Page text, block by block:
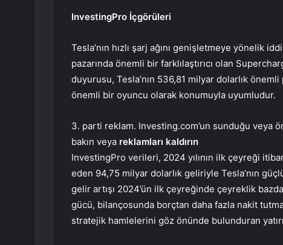
InvestingPro İçgörüleri
Tesla’nın hızlı şarj ağını genişletmeye yönelik
pazarında önemli bir farklılaştırıcı olan
duyurusu, Tesla’nın 536,81 milyar dolarlık
önemli bir oyuncu olarak konumuyla uyumludur.
3. parti reklam. Investing.com’un sunduğu veya
bakın veya reklamları kaldırın
InvestingPro verileri, 2024 yılının ilk çeyreği
eden 94,75 milyar dolarlık geliriyle Tesla’nın
gelir artışı 2024’ün ilk çeyreğinde çeyreklik
gücü, bilançosunda borçtan daha fazla nakit
stratejik hamlelerini göz önünde bulunduran